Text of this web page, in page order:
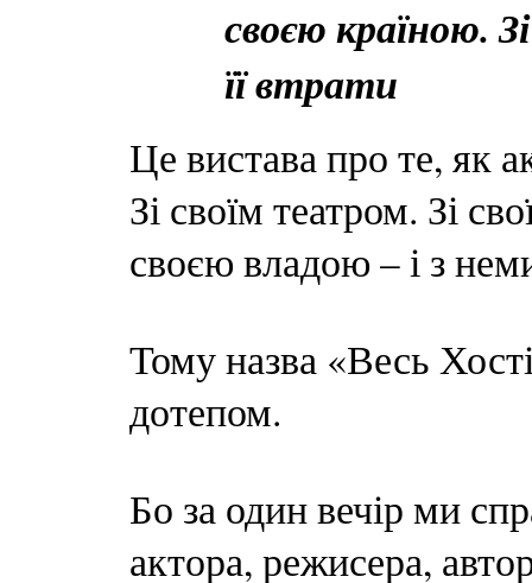
своєю країною.
її втрати
Це вистава про те, як
Зі своїм театром. Зі
своєю владою – і з
Тому назва «Весь
дотепом.
Бо за один вечір ми
актора, режисера,